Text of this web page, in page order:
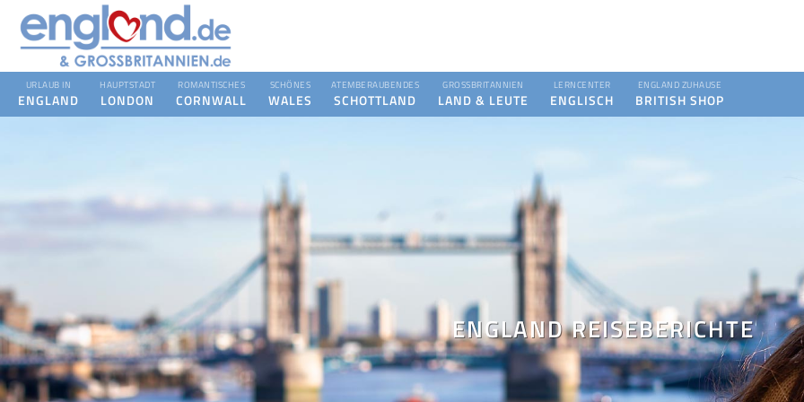
URLAUB IN
ENGLAND
HAUPTSTADT
LONDON
ROMANTISCHES
CORNWALL
SCHÖNES
WALES
ATEMBERAUBENDES
SCHOTTLAND
GROSSBRITANNIEN
LAND & LEUTE
LERNCENTER
ENGLISCH
ENGLAND ZUHAUSE
BRITISH SHOP
ENGLAND REISEBERICHTE